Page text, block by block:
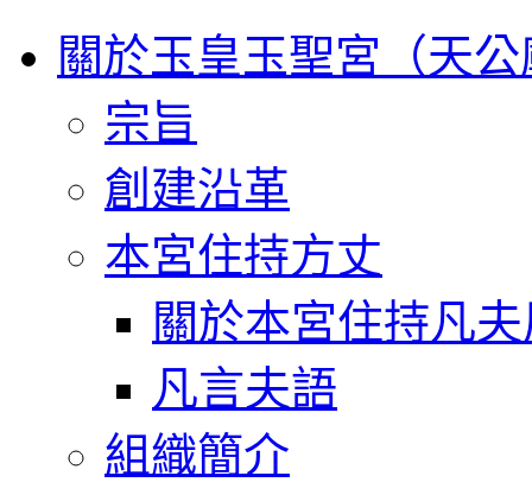
關於玉皇玉聖宮（天
宗旨
創建沿革
本宮住持方丈
關於本宮住持凡
凡言夫語
組織簡介